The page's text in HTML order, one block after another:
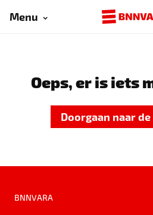
Menu
Oeps, er is iets
Doorgaan naar
BNNVARA